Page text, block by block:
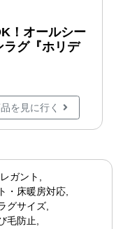
！オールシー
ラグ『ホリデ
を見に行く
ガント
・床暖房対応
グサイズ
毛防止